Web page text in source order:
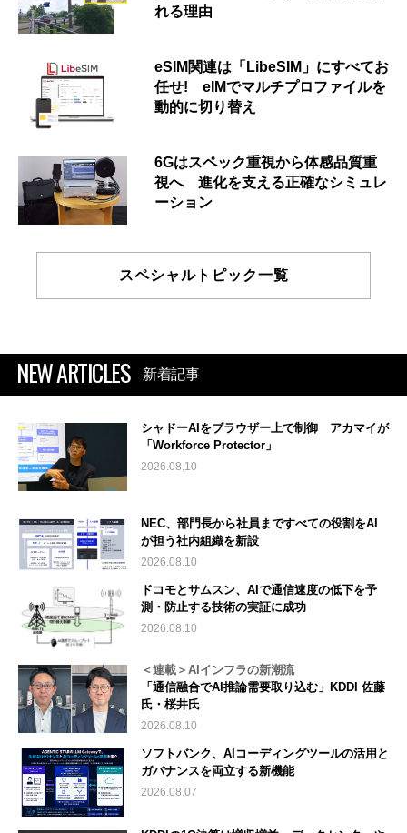
れる理由
eSIM関連は「LibeSIM」にすべてお
任せ! eIMでマルチプロファイルを
動的に切り替え
6Gはスペック重視から体感品質重
視へ 進化を支える正確なシミュレ
ーション
スペシャルトピック一覧
NEW ARTICLES 新着記事
シャドーAIをブラウザー上で制御 アカマイが
「Workforce Protector」
2026.08.10
NEC、部門長から社員まですべての役割をAI
が担う社内組織を新設
2026.08.10
ドコモとサムスン、AIで通信速度の低下を予
測・防止する技術の実証に成功
2026.08.10
＜連載＞AIインフラの新潮流
「通信融合でAI推論需要取り込む」KDDI 佐藤
氏・桜井氏
2026.08.10
ソフトバンク、AIコーディングツールの活用と
ガバナンスを両立する新機能
2026.08.07